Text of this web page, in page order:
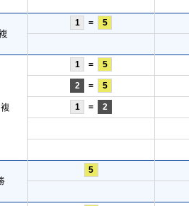
1 = 5
1 = 5
2 = 5
1 = 2
5